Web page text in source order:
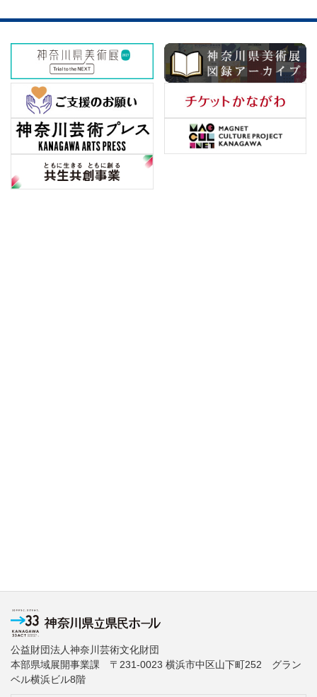
公益財団法人神奈川芸術文化財団
本部県域展開事業課 〒231-0023 横浜市中区山下町252 グラン
ベル横浜ビル8階